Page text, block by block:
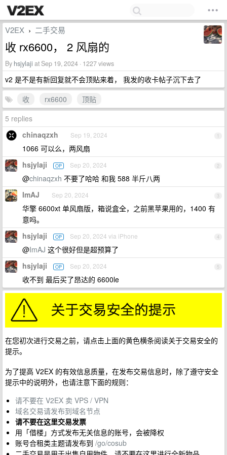
V2EX › 二手交易
收 rx6600， 2 风扇的
By hsjylaji at Sep 19, 2024 · 1227 views
v2 是不是有新回复就不会顶贴来着， 我发的收卡帖子沉下去了
收
rx6600
顶贴
5 replies
1
chinaqzxh Sep 19, 2024
1066 可以么，两风扇
2
hsjylaji OP Sep 20, 2024
@chinaqzxh 不要了哈哈 和我 588 半斤八两
3
ImAJ Sep 20, 2024
华擎 6600xt 单风扇版，箱说盒全，之前黑苹果用的，1400 有
意吗。
4
hsjylaji OP Sep 20, 2024 via iPhone
@ImAJ 这个很好但是超预算了
5
hsjylaji OP Sep 20, 2024
收不到 最后买了昂达的 6600le
在您初次进行交易之前，请点击上面的黄色横条阅读关于交易安全的
提示。
为了提高 V2EX 的有效信息质量，在发布交易信息时，除了遵守安全
提示中的说明外，也请注意下面的规则：
请不要在 V2EX 卖 VPS / VPN
域名交易请发布到域名节点
请不要在这里交易发票
用「借楼」方式发布无关信息的账号，会被降权
账号合租类主题请发布到 /go/cosub